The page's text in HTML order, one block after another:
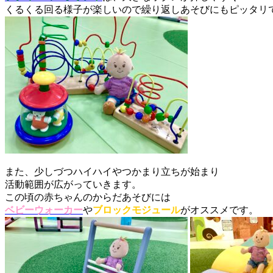
くるくる回る様子が楽しいので繰り返しあそびにもピッタリ
また、少しづつハイハイやつかまり立ちが始まり
活動範囲が広がっていきます。
この頃の赤ちゃんのからだあそびには
ベビーウォーカーやブロックモジュールがオススメです。